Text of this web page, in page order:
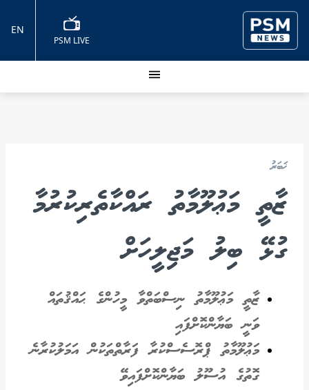
PSM LIVE
EN
ޚަބަރު
ޒާތީ މަޢުލޫމާތު ރައްކާތެރިކުރުމާ
ގުޅޭ ބިލު މަޖިލީހަށް
ޒާތީ މަޢުލޫމާތު ނިސްބަތްވާ މީހުންގެ ޙައްޤުތައް
ވަނީ ބަޔާންކޮށްފައި
މަޢުލޫމާތު ޕްރޮސެސްކުރާ ފަރާތްތަކުން އަމަލުކުރާނެ
ގޮތުގެ އުސޫލު ބަޔާންކޮށްފައިވޭ